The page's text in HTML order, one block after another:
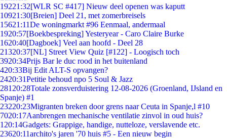
19221:32[WLR SC #417] Nieuw deel openen was kaputt
10921:30[Breien] Deel 21, met zomerbreisels
15621:11De woningmarkt #96 Eenmaal, andermaal
1920:57[Boekbespreking] Yesteryear - Caro Claire Burke
1620:40[Dagboek] Veel aan hoofd - Deel 28
21320:37[NL] Street View Quiz [#122] - Loogisch toch
3920:34Prijs Bar le duc rood in het buitenland
420:33Bij Edit ALT-S opvangen?
2420:31Petitie behoud npo 5 Soul & Jazz
281 20:28Totale zonsverduistering 12-08-2026 (Groenland, IJsland en
Spanje) #1
23220:23Migranten breken door grens naar Ceuta in Spanje,l #10
7020:17Aanbrengen mechanische ventilatie zinvol in oud huis?
1 20:14Gadgets: Grappige, handige, nutteloze, verslavende etc.
23620:11archito's jaren '70 huis #5 - Een nieuw begin